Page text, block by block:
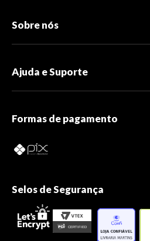
Sobre nós
Ajuda e Suporte
Formas de pagamento
Selos de Segurança